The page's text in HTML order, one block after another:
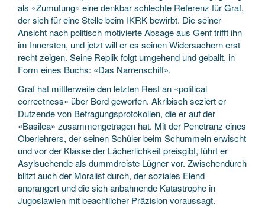
als «Zumutung» eine denkbar schlechte Referenz für Graf,
der sich für eine Stelle beim IKRK bewirbt. Die seiner
Ansicht nach politisch motivierte Absage aus Genf trifft ihn
im Innersten, und jetzt will er es seinen Widersachern erst
recht zeigen. Seine Replik folgt umgehend und geballt, in
Form eines Buchs: «Das Narrenschiff».
Graf hat mittlerweile den letzten Rest an «political
correctness» über Bord geworfen. Akribisch seziert er
Dutzende von Befragungsprotokollen, die er auf der
«Basilea» zusammengetragen hat. Mit der Penetranz eines
Oberlehrers, der seinen Schüler beim Schummeln erwischt
und vor der Klasse der Lächerlichkeit preisgibt, führt er
Asylsuchende als dummdreiste Lügner vor. Zwischendurch
blitzt auch der Moralist durch, der soziales Elend
anprangert und die sich anbahnende Katastrophe in
Jugoslawien mit beachtlicher Präzision voraussagt.